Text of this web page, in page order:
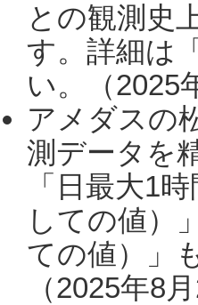
との観測史
す。詳細は「
い。（2025
アメダスの
測データを
「日最大1
しての値）
ての値）」
（2025年8月